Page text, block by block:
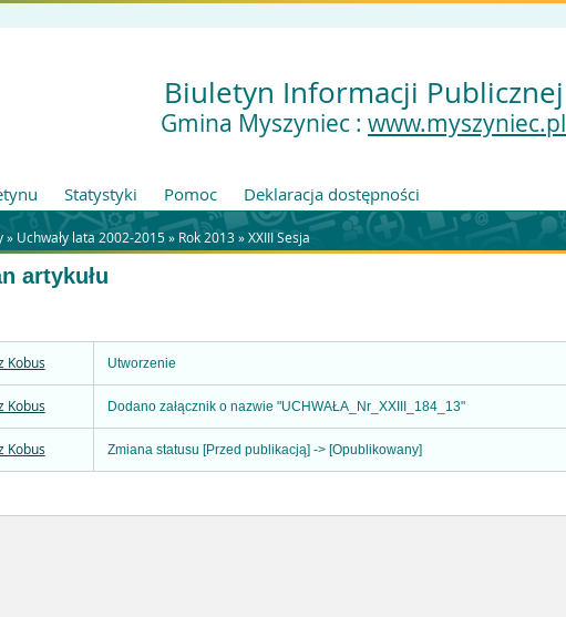
Biuletyn Informacji Publicznej
Gmina Myszyniec : www.myszyniec.pl
Statystyki Pomoc Deklaracja dostępności
» Uchwały lata 2002-2015» Rok 2013»XXIII Sesja
artykułu
Kobus Utworzenie
Kobus Dodano załącznik o nazwie "UCHWAŁA_Nr_XXIII_184_13"
Kobus Zmiana statusu [Przed publikacją] -> [Opublikowany]